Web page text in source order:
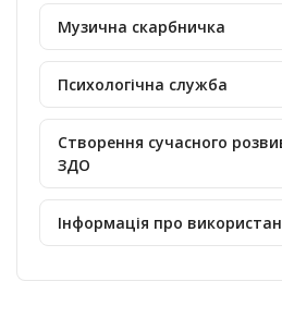
Музична скарбничка
Психологічна служба
Створення сучасного
ЗДО
Інформація про